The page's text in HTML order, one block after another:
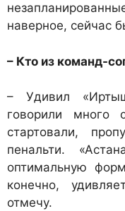
наверное, сейчас
– Кто из команд-
– Удивил
говорили много
стартовали,
пенальти.
оптимальную
конечно,
отмечу.